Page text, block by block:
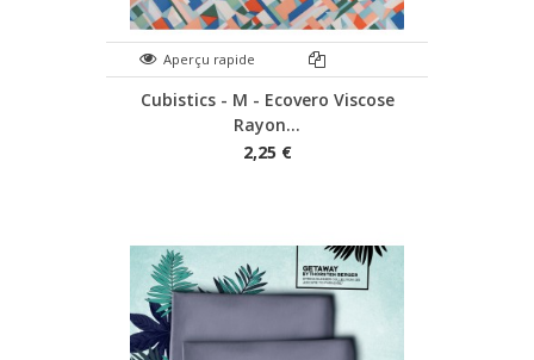
Aperçu rapide
Cubistics - M - Ecovero Viscose
Rayon...
2,25 €